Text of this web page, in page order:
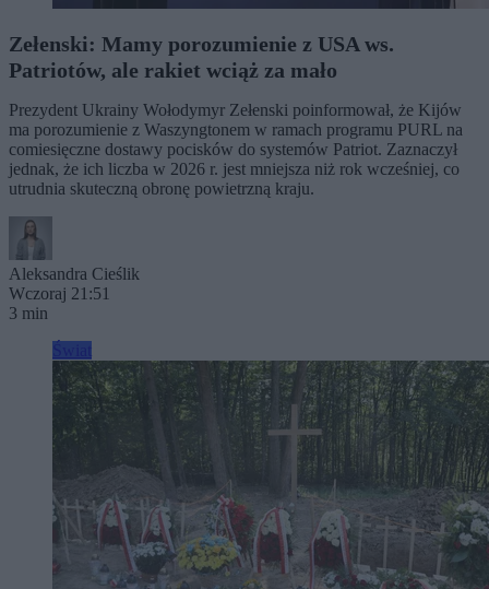
Zełenski: Mamy porozumienie z USA ws.
Patriotów, ale rakiet wciąż za mało
Prezydent Ukrainy Wołodymyr Zełenski poinformował, że Kijów
ma porozumienie z Waszyngtonem w ramach programu PURL na
comiesięczne dostawy pocisków do systemów Patriot. Zaznaczył
jednak, że ich liczba w 2026 r. jest mniejsza niż rok wcześniej, co
utrudnia skuteczną obronę powietrzną kraju.
Aleksandra Cieślik
Wczoraj 21:51
3 min